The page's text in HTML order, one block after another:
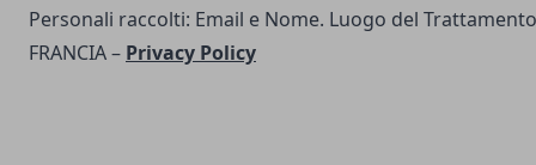
Personali raccolti: Email e Nome. Luogo del
FRANCIA – Privacy Policy